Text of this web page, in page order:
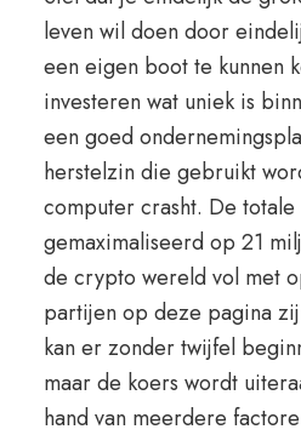
leven wil doen door
een eigen boot te kunnen
investeren wat uniek is
een goed
herstelzin die gebruikt
computer crasht. De
gemaximaliseerd op 21
de crypto wereld vol met
partijen op deze pagina
kan er zonder twijfel
maar de koers wordt
hand van meerdere